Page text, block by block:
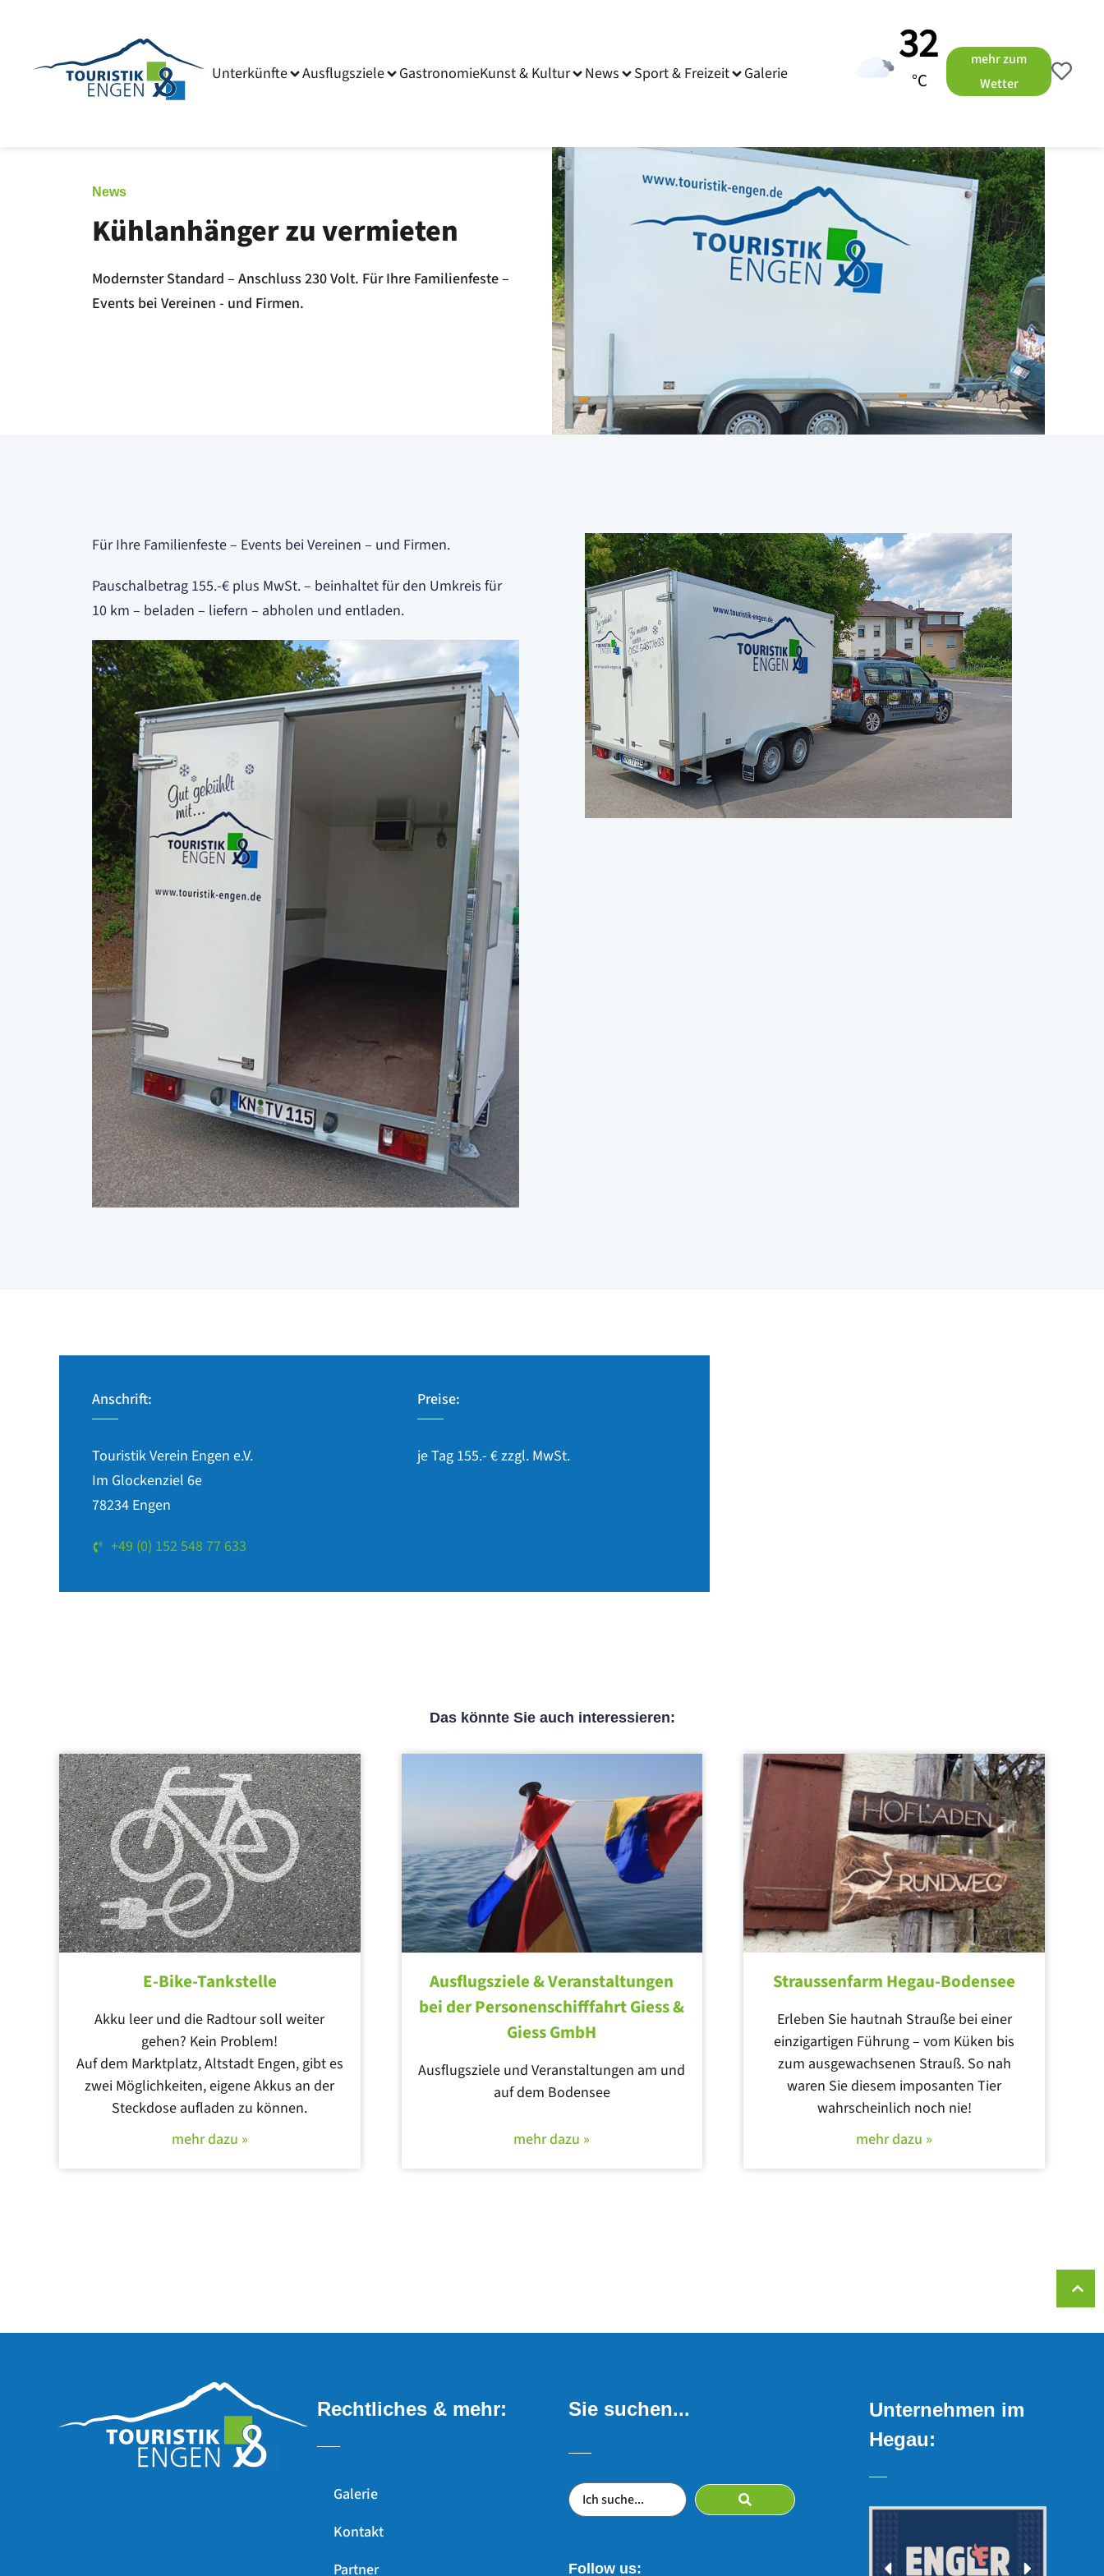
Unterkünfte Ausflugsziele GastronomieKunst & Kultur News Sport & Freizeit Galerie
32
°C
mehr zum
Wetter
News
Kühlanhänger zu vermieten
Modernster Standard – Anschluss 230 Volt. Für Ihre Familienfeste –
Events bei Vereinen - und Firmen.
Für Ihre Familienfeste – Events bei Vereinen – und Firmen.
Pauschalbetrag 155.-€ plus MwSt. – beinhaltet für den Umkreis für
10 km – beladen – liefern – abholen und entladen.
Anschrift:
Touristik Verein Engen e.V.
Im Glockenziel 6e
78234 Engen
+49 (0) 152 548 77 633
Preise:
je Tag 155.- € zzgl. MwSt.
Das könnte Sie auch interessieren:
E-Bike-Tankstelle
Akku leer und die Radtour soll weiter
gehen? Kein Problem!
Auf dem Marktplatz, Altstadt Engen, gibt es
zwei Möglichkeiten, eigene Akkus an der
Steckdose aufladen zu können.
mehr dazu »
Ausflugsziele & Veranstaltungen
bei der Personenschifffahrt Giess &
Giess GmbH
Ausflugsziele und Veranstaltungen am und
auf dem Bodensee
mehr dazu »
Straussenfarm Hegau-Bodensee
Erleben Sie hautnah Strauße bei einer
einzigartigen Führung – vom Küken bis
zum ausgewachsenen Strauß. So nah
waren Sie diesem imposanten Tier
wahrscheinlich noch nie!
mehr dazu »
Rechtliches & mehr:
Galerie
Kontakt
Partner
Sie suchen...
Follow us:
Unternehmen im
Hegau: